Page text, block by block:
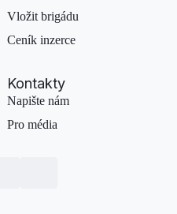
Vložit brigádu
Ceník inzerce
Kontakty
Napište nám
Pro média